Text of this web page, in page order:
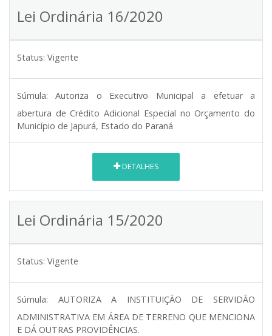
Lei Ordinária 16/2020
Status: Vigente
Súmula:
Autoriza o Executivo Municipal a efetuar a
abertura de Crédito Adicional Especial no Orçamento do
Município de Japurá, Estado do Paraná
DETALHES
Lei Ordinária 15/2020
Status: Vigente
Súmula:
AUTORIZA A INSTITUIÇÃO DE SERVIDÃO
ADMINISTRATIVA EM ÁREA DE TERRENO QUE MENCIONA
E DÁ OUTRAS PROVIDÊNCIAS.